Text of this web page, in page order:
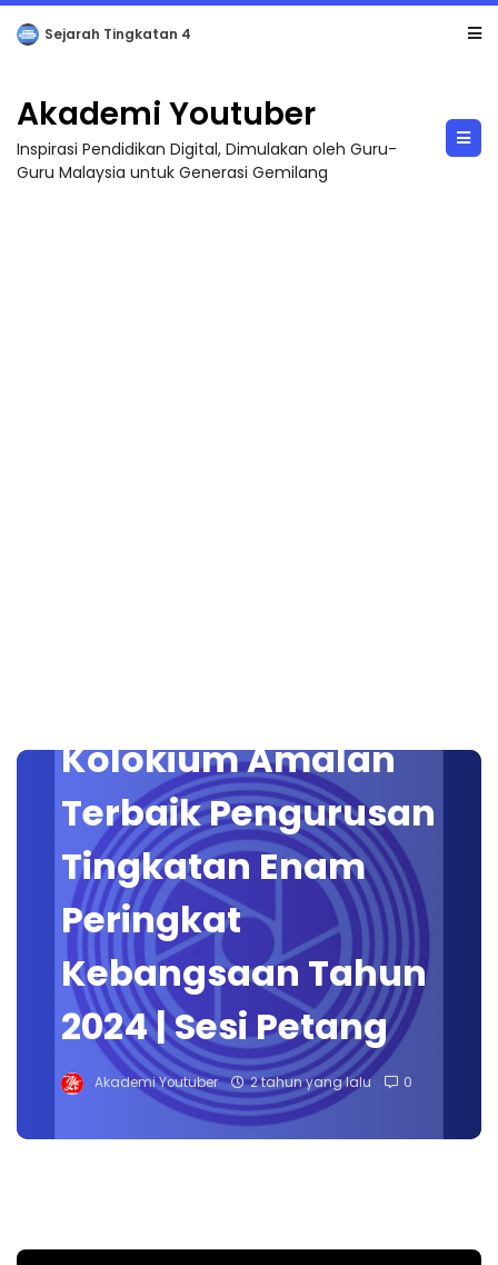
Sejarah Tingkatan 4
Akademi Youtuber
Inspirasi Pendidikan Digital, Dimulakan oleh Guru-
Guru Malaysia untuk Generasi Gemilang
Kolokium Amalan
Terbaik Pengurusan
Tingkatan Enam
Peringkat
Kebangsaan Tahun
2024 | Sesi Petang
Akademi Youtuber 2 tahun yang lalu 0